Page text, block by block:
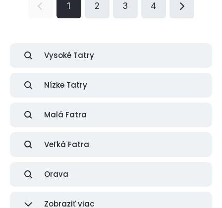
1 2 3 4
Vysoké Tatry
Nízke Tatry
Malá Fatra
Veľká Fatra
Orava
Zobraziť viac